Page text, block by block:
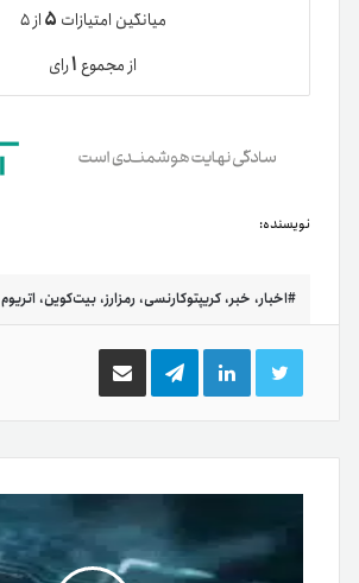
میانگین امتیازات ۵از ۵
از مجموع۱رای
نویسنده:
اخبار، خبر، کریپتوکارنسی، رمزارز، بیت‌کوین، اتریوم
توییتر لینکدینتلگرام اشتراک
گذاری
ایمیل